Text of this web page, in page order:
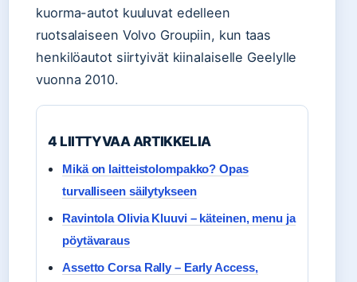
kuorma-autot kuuluvat edelleen
ruotsalaiseen Volvo Groupiin, kun taas
henkilöautot siirtyivät kiinalaiselle Geelylle
vuonna 2010.
4 LIITTYVAA ARTIKKELIA
Mikä on laitteistolompakko? Opas
turvalliseen säilytykseen
Ravintola Olivia Kluuvi – käteinen, menu ja
pöytävaraus
Assetto Corsa Rally – Early Access,